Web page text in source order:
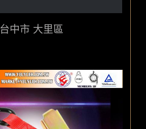
台中市 大里區
新北市中和區